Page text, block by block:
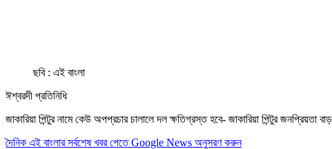
ছবি : এই বাংলা
ঈশ্বরদী প্রতিনিধি
জাকারিয়া পিন্টুর নামে কেউ অপপ্রচার চালালে দল ক্ষতিগ্রস্ত হবে- জাকারিয়া পিন্টুর জনপ্রিয়তা
দৈনিক এই বাংলার সর্বশেষ খবর পেতে Google News অনুসরণ করুন